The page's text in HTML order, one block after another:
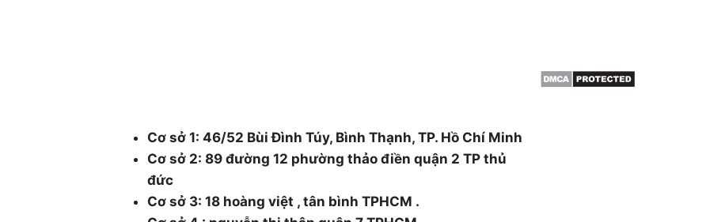
Cơ sở 1: 46/52 Bùi Đình Túy, Bình Thạnh, TP. Hồ Chí Minh
Cơ sở 2: 89 đường 12 phường thảo điền quận 2 TP thủ
đức
Cơ sở 3: 18 hoàng việt , tân bình TPHCM .